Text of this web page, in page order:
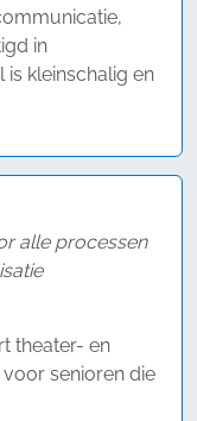
in
kleinschalig en
alle processen
theater- en
senioren die